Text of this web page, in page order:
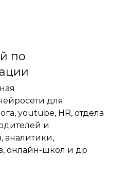
по
для
youtube, HR, отдела
и
аналитики,
онлайн-школ и др